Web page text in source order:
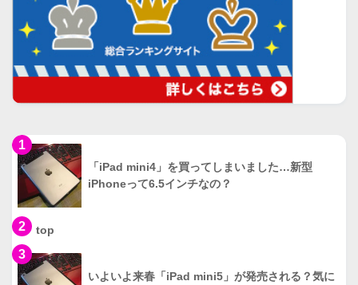
1
「iPad mini4」を買ってしまいました…新型
iPhoneって6.5インチなの？
2 top
3
いよいよ来春「iPad mini5」が発売される？気に